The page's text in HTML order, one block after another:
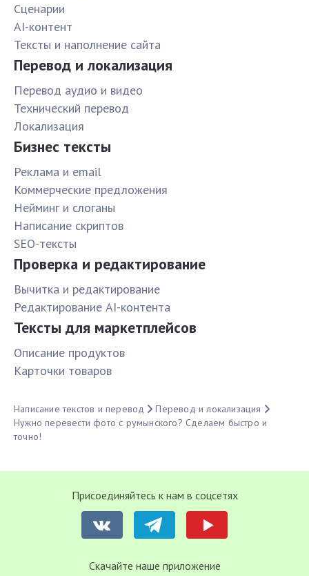
Сценарии
AI-контент
Тексты и наполнение сайта
Перевод и локализация
Перевод аудио и видео
Технический перевод
Локализация
Бизнес тексты
Реклама и email
Коммерческие предложения
Нейминг и слоганы
Написание скриптов
SEO-тексты
Проверка и редактирование
Вычитка и редактирование
Редактирование AI-контента
Тексты для маркетплейсов
Описание продуктов
Карточки товаров
Написание текстов и перевод
Перевод и локализация
Нужно перевести фото с румынского? Сделаем быстро и
точно!
Присоединяйтесь к нам в соцсетях
Cкачайте наше приложение